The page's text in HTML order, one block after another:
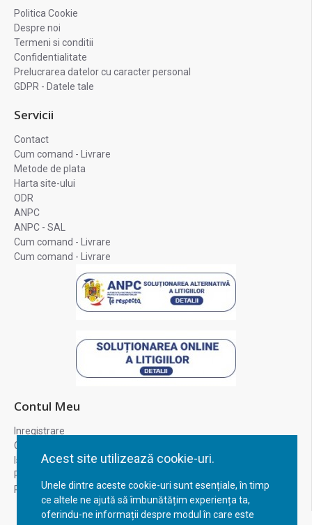
Acest site utilizează cookie-uri.
Unele dintre aceste cookie-uri sunt esențiale, în timp
ce altele ne ajută să îmbunătățim experiența ta,
oferindu-ne informații despre modul în care este
Politica Cookie
Despre noi
Termeni si conditii
Confidentialitate
Prelucrarea datelor cu caracter personal
GDPR - Datele tale
Servicii
Contact
Cum comand - Livrare
Metode de plata
Harta site-ului
ODR
ANPC
ANPC - SAL
Cum comand - Livrare
Cum comand - Livrare
Contul Meu
Inregistrare
Contul meu
Istoric comenzi
Recuperare parola
Returnare produs